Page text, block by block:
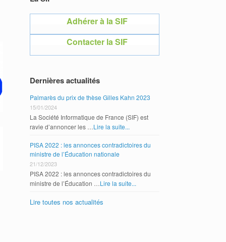
Adhérer à la SIF
Contacter la SIF
Dernières actualités
Palmarès du prix de thèse Gilles Kahn 2023
15/01/2024
La Société Informatique de France (SIF) est
ravie d’annoncer les …Lire la suite...
PISA 2022 : les annonces contradictoires du
ministre de l’Éducation nationale
21/12/2023
PISA 2022 : les annonces contradictoires du
ministre de l’Éducation …Lire la suite...
Lire toutes nos actualités